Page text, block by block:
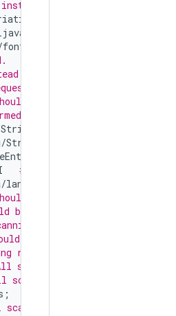
lang/
fonts/FontVariationAxis;II)Z
should be performed
be performed through
through
String;JJZZ)Landroid/media/
String;JJZZZ)Landroid/net/
net/
# All scanning requests
lang/String;)V
be performed through
performed through
requests should be
be performed through
requests should be performed
scanning requests should be
scanning requests should be
requests should be